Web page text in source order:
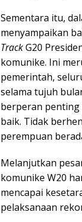
Sementara itu,
menyampaikan
TrackG20
komunike. Ini
pemerintah,
selama tujuh
berperan penting
baik. Tidak
perempuan
Melanjutkan
komunike W20
mencapai
pelaksanaan